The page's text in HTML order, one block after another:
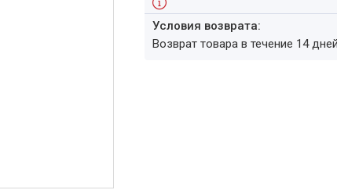
возврат товара в течение 14 дней